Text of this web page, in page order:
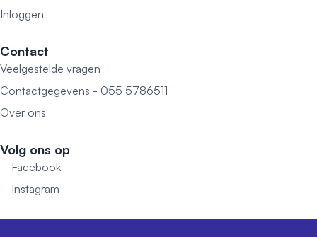
Inloggen
Contact
Veelgestelde vragen
Contactgegevens - 055 5786511
Over ons
Volg ons op
Facebook
Instagram